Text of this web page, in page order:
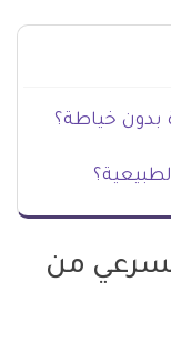
بدون خياطة؟
تسرعي من